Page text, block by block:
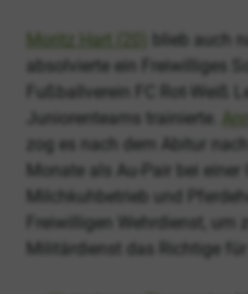
Moritz Hart (20)
blieb auch
absolvierte ein Freiwilliges
Fußballverein FC Rot-Weiß
Juniorenteams trainierte.
zog es nach dem Abitur
Monate als Au-Pair bei
Milchkuhbetrieb und
Freiwilligen Wehrdienst, um
Militärdienst das Richtige für